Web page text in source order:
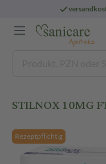
STILNOX 10MG
Rezeptpflichtig